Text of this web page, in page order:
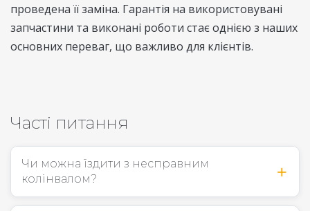
проведена її заміна. Гарантія на використовувані
запчастини та виконані роботи стає однією з наших
основних переваг, що важливо для клієнтів.
Часті питання
Чи можна їздити з несправним
колінвалом?